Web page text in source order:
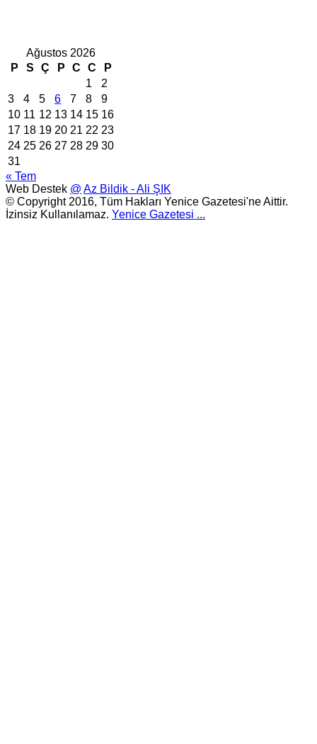
Ağustos 2026
P
S Ç P C C
P
1
2
3
4 5 6 7 8
9
10 11 12 13 14 15 16
17 18 19 20 21 22 23
24 25 26 27 28 29 30
31
« Tem
Web Destek @ Az Bildik - Ali ŞIK
© Copyright 2016, Tüm Hakları Yenice Gazetesi'ne Aittir.
İzinsiz Kullanılamaz. Yenice Gazetesi ...